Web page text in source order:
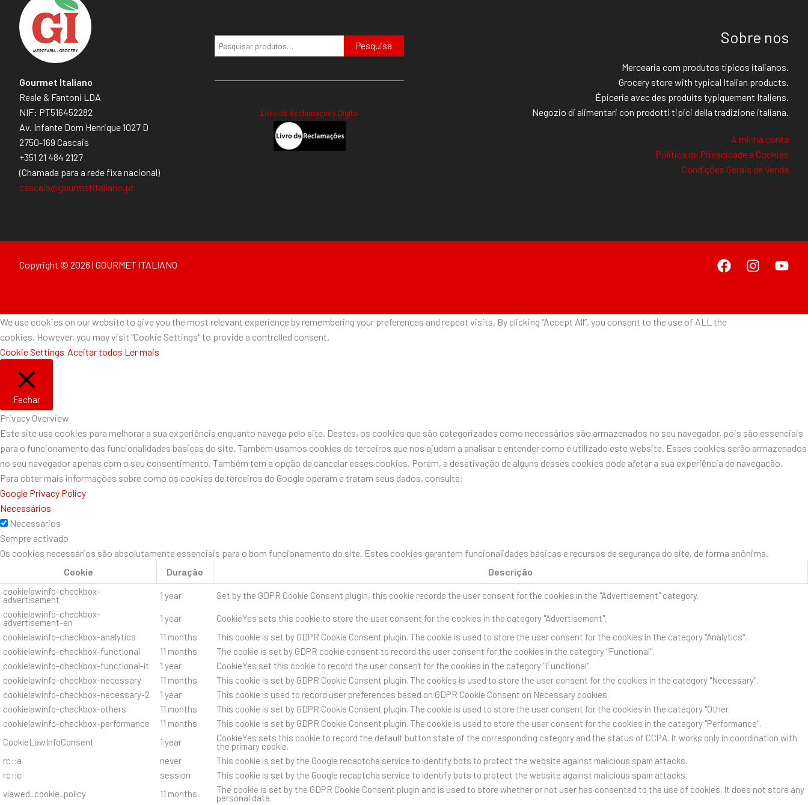
Gourmet Italiano
Reale & Fantoni LDA
NIF: PT516452282
Av. Infante Dom Henrique 1027 D
2750-169 Cascais
+351 21 484 2127
(Chamada para a rede fixa nacional)
cascais@gourmetitaliano.pt
Pesquisa
Livro de Reclamações Digital
Sobre nos
Mercearia com produtos típicos italianos.
Grocery store with typical Italian products.
Épicerie avec des produits typiquement Italiens.
Negozio di alimentari con prodotti tipici della tradizione italiana.
A minha conta
Politica de Privacidade e Cookies
Condições Gerais de Venda
Copyright © 2026 | GOURMET ITALIANO
We use cookies on our website to give you the most relevant experience by remembering your preferences and repeat visits. By clicking “Accept All”, you consent to the use of ALL the
cookies. However, you may visit "Cookie Settings" to provide a controlled consent.
Cookie Settings Aceitar todos Ler mais
Fechar
Privacy Overview
Este site usa cookies para melhorar a sua experiência enquanto navega pelo site. Destes, os cookies que são categorizados como necessários são armazenados no seu navegador, pois são essenciais
para o funcionamento das funcionalidades básicas do site. Também usamos cookies de terceiros que nos ajudam a analisar e entender como é utilizado este website. Esses cookies serão armazenados
no seu navegador apenas com o seu consentimento. Também tem a opção de cancelar esses cookies. Porém, a desativação de alguns desses cookies pode afetar a sua experiência de navegação.
Para obter mais informações sobre como os cookies de terceiros do Google operam e tratam seus dados, consulte:
Google Privacy Policy
Necessários
Necessários
Sempre activado
Os cookies necessários são absolutamente essenciais para o bom funcionamento do site. Estes cookies garantem funcionalidades básicas e recursos de segurança do site, de forma anônima.
Cookie
Duração Descrição
cookielawinfo-checkbox-
advertisement 1 year
Set by the GDPR Cookie Consent plugin, this cookie records the user consent for the cookies in the "Advertisement" category.
cookielawinfo-checkbox-
advertisement-en 1 year
CookieYes sets this cookie to store the user consent for the cookies in the category "Advertisement".
cookielawinfo-checkbox-analytics
11 months
This cookie is set by GDPR Cookie Consent plugin. The cookie is used to store the user consent for the cookies in the category "Analytics".
cookielawinfo-checkbox-functional
11 months
The cookie is set by GDPR cookie consent to record the user consent for the cookies in the category "Functional".
cookielawinfo-checkbox-functional-it
1 year
CookieYes set this cookie to record the user consent for the cookies in the category "Functional".
cookielawinfo-checkbox-necessary
11 months
This cookie is set by GDPR Cookie Consent plugin. The cookies is used to store the user consent for the cookies in the category "Necessary".
cookielawinfo-checkbox-necessary-2
1 year
This cookie is used to record user preferences based on GDPR Cookie Consent on Necessary cookies.
cookielawinfo-checkbox-others
11 months
This cookie is set by GDPR Cookie Consent plugin. The cookie is used to store the user consent for the cookies in the category "Other.
cookielawinfo-checkbox-performance
11 months
This cookie is set by GDPR Cookie Consent plugin. The cookie is used to store the user consent for the cookies in the category "Performance".
CookieLawInfoConsent
1 year CookieYes sets this cookie to record the default button state of the corresponding category and the status of CCPA. It works only in coordination with
the primary cookie.
rc::a
never
This cookie is set by the Google recaptcha service to identify bots to protect the website against malicious spam attacks.
rc::c
session
This cookie is set by the Google recaptcha service to identify bots to protect the website against malicious spam attacks.
viewed_cookie_policy
11 months The cookie is set by the GDPR Cookie Consent plugin and is used to store whether or not user has consented to the use of cookies. It does not store any
personal data.